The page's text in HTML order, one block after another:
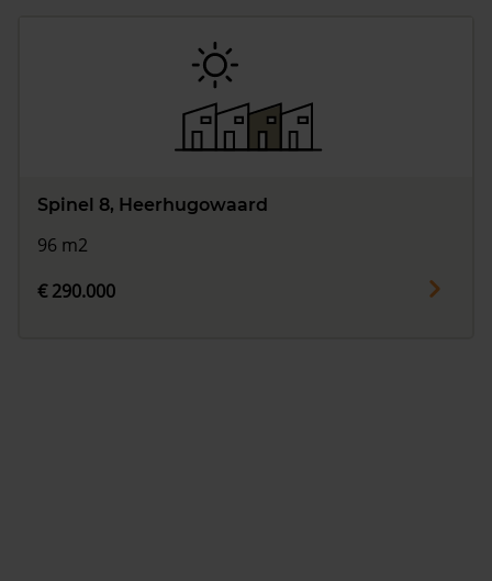
Spinel 8, Heerhugowaard
96 m2
€ 290.000